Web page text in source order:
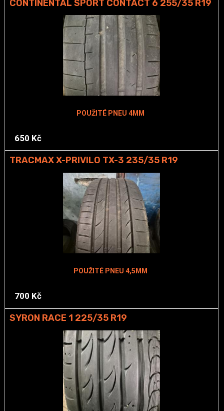
CONTINENTAL SPORT CONTACT 6 255/35 R19
POUŽITÉ PNEU 4MM
650 Kč
TRACMAX X-PRIVILO TX-3 235/35 R19
POUŽITÉ PNEU 4,5MM
700 Kč
SYRON RACE 1 225/35 R19